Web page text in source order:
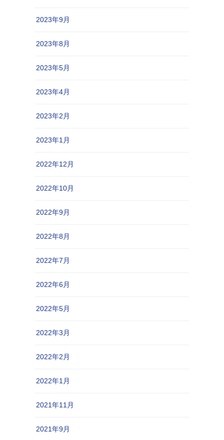
2023年9月
2023年8月
2023年5月
2023年4月
2023年2月
2023年1月
2022年12月
2022年10月
2022年9月
2022年8月
2022年7月
2022年6月
2022年5月
2022年3月
2022年2月
2022年1月
2021年11月
2021年9月